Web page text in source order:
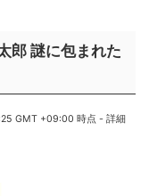
郎 謎に包まれた
GMT +09:00 時点 -詳細